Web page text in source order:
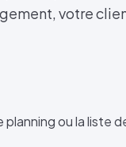
votre
ou la liste